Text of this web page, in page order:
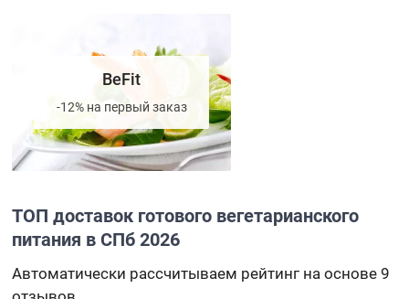
BeFit
-12% на первый заказ
ТОП доставок готового вегетарианского
питания в СПб 2026
Автоматически рассчитываем рейтинг на основе 9